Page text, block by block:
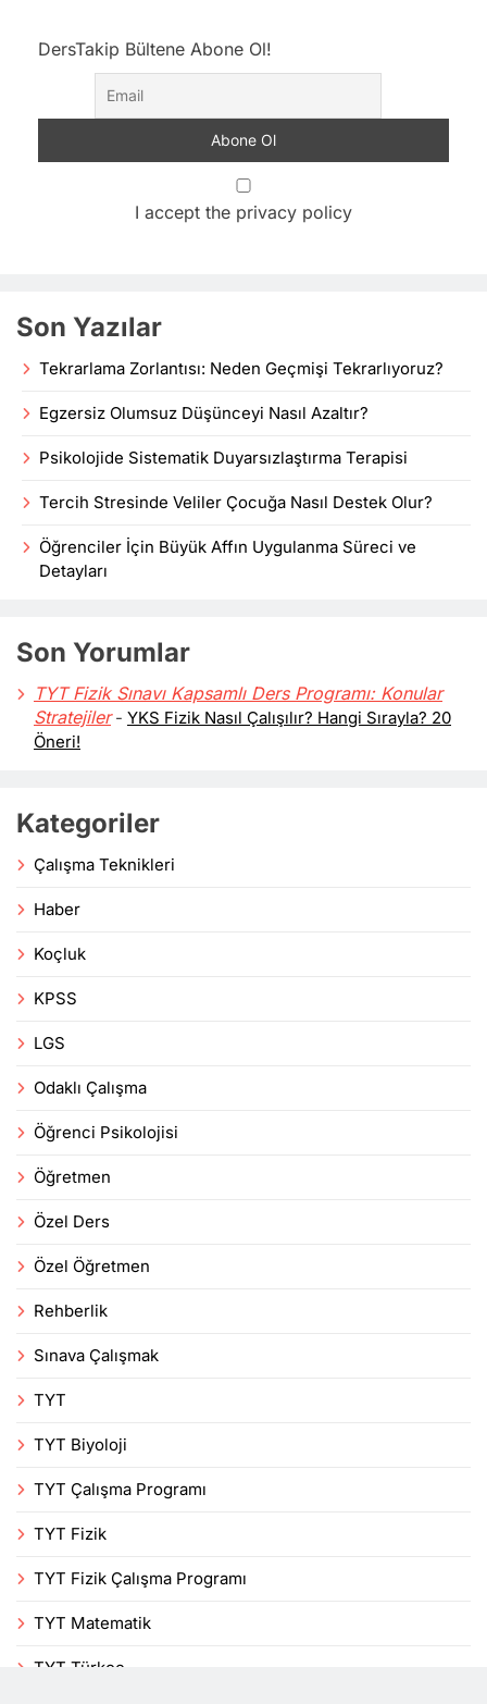
DersTakip Bültene Abone Ol!
I accept the privacy policy
Son Yazılar
Tekrarlama Zorlantısı: Neden Geçmişi Tekrarlıyoruz?
Egzersiz Olumsuz Düşünceyi Nasıl Azaltır?
Psikolojide Sistematik Duyarsızlaştırma Terapisi
Tercih Stresinde Veliler Çocuğa Nasıl Destek Olur?
Öğrenciler İçin Büyük Affın Uygulanma Süreci ve
Detayları
Son Yorumlar
TYT Fizik Sınavı Kapsamlı Ders Programı: Konular
Stratejiler- YKS Fizik Nasıl Çalışılır? Hangi Sırayla? 20
Öneri!
Kategoriler
Çalışma Teknikleri
Haber
Koçluk
KPSS
LGS
Odaklı Çalışma
Öğrenci Psikolojisi
Öğretmen
Özel Ders
Özel Öğretmen
Rehberlik
Sınava Çalışmak
TYT
TYT Biyoloji
TYT Çalışma Programı
TYT Fizik
TYT Fizik Çalışma Programı
TYT Matematik
TYT Türkçe